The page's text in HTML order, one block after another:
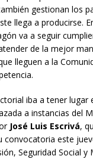
gestionan los
llega a producirse.
va a seguir
de la mejor
lleguen a la
iba a tener lugar
a instancias del
José Luis Escrivá,
convocatoria este
Seguridad Social y